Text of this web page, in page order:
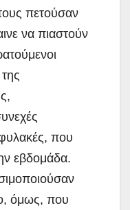
πετούσαν
να πιαστούν
που
εβδομάδα.
όμως, που